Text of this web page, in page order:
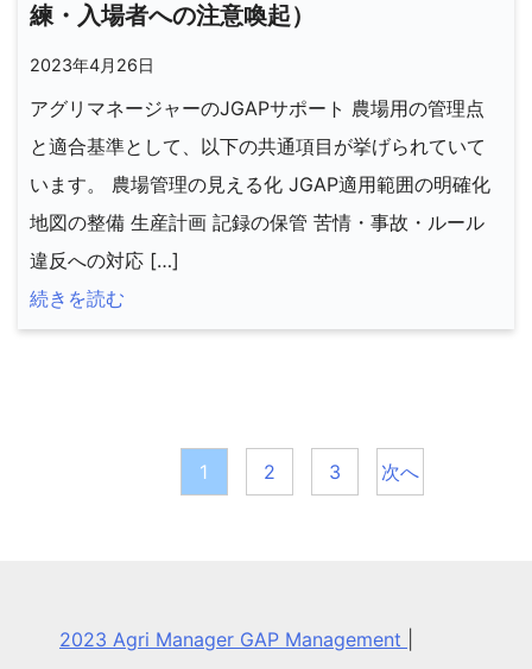
練・入場者への注意喚起）
2023年4月26日
アグリマネージャーのJGAPサポート 農場用の管理点
と適合基準として、以下の共通項目が挙げられていて
います。 農場管理の見える化 JGAP適用範囲の明確化
地図の整備 生産計画 記録の保管 苦情・事故・ルール
違反への対応 […]
続きを読む
ジ
1 2 3 次へ
2023 Agri Manager GAP Management